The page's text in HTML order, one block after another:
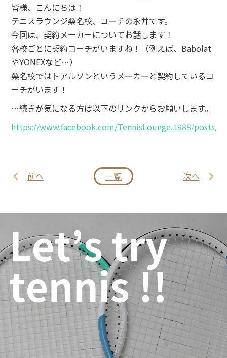
皆様、こんにちは！
テニスラウンジ桑名校、コーチの永井です。
今回は、契約メーカーについてお話します！
各校ごとに契約コーチがいますね！（例えば、Babolat
やYONEXなど…）
桑名校ではトアルソンというメーカーと契約しているコ
ーチがいます！
…続きが気になる方は以下のリンクからお願いします。
https://www.facebook.com/TennisLounge.1988/posts/
前へ 一覧 次へ